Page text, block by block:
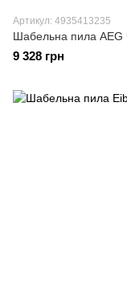
Артикул: 4935413235
Шабельна пила AEG
9 328 грн